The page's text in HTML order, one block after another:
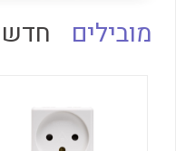
מובילים